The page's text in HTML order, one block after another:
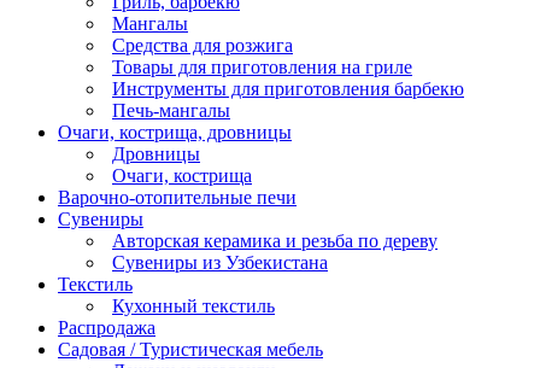
Мангалы
Средства для розжига
Товары для приготовления на гриле
Инструменты для приготовления барбекю
Печь-мангалы
Очаги, кострища, дровницы
Дровницы
Очаги, кострища
Варочно-отопительные печи
Сувениры
Авторская керамика и резьба по дереву
Сувениры из Узбекистана
Текстиль
Кухонный текстиль
Распродажа
Садовая / Туристическая мебель